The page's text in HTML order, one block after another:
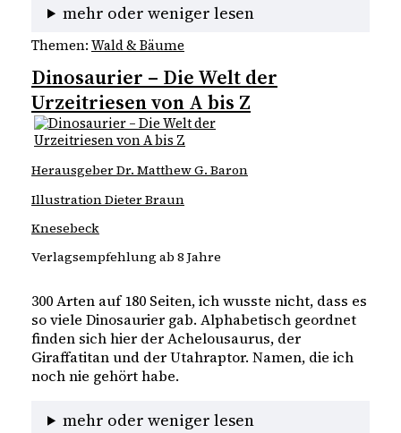
mehr oder weniger lesen
Themen: Wald & Bäume
Dinosaurier – Die Welt der
Urzeitriesen von A bis Z
Herausgeber Dr. Matthew G. Baron
Illustration Dieter Braun
Knesebeck
Verlagsempfehlung ab 8 Jahre
300 Arten auf 180 Seiten, ich wusste nicht, dass es
so viele Dinosaurier gab. Alphabetisch geordnet
finden sich hier der Achelousaurus, der
Giraffatitan und der Utahraptor. Namen, die ich
noch nie gehört habe.
mehr oder weniger lesen